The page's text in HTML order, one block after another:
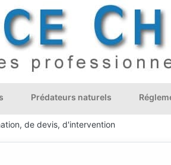
Prédateurs naturels
de devis, d'intervention